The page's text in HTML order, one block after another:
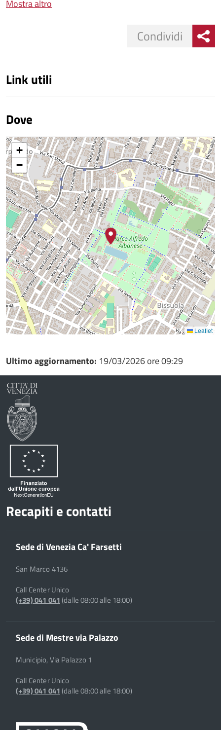
Mostra altro
Condividi
Link utili
Dove
+
−
Leaflet
Ultimo aggiornamento: 19/03/2026 ore 09:29
Recapiti e contatti
Sede di Venezia Ca' Farsetti
San Marco 4136
Call Center Unico
(+39) 041 041(dalle 08:00 alle 18:00)
Sede di Mestre via Palazzo
Municipio, Via Palazzo 1
Call Center Unico
(+39) 041 041(dalle 08:00 alle 18:00)